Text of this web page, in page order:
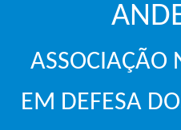
ASSOCIAÇÃO
EM DEFESA